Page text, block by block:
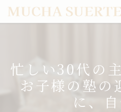
忙しい30代の
お子様の塾の
に、